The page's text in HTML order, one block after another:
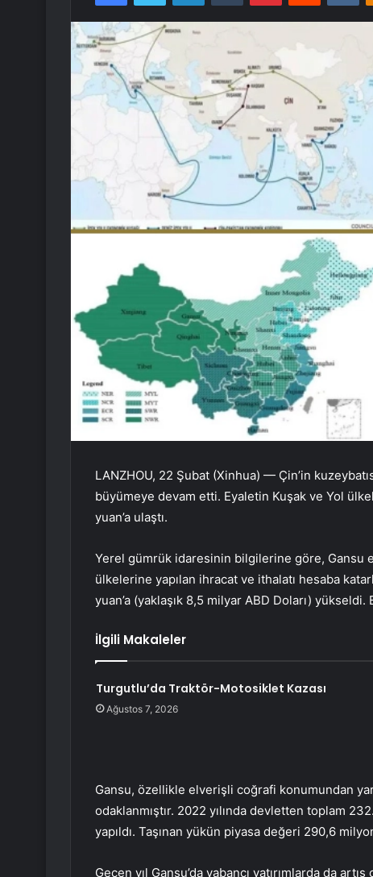
LANZHOU, 22 Şubat (Xinhua) — Çin’in
büyümeye devam etti. Eyaletin Kuşak ve Yol
yuan’a ulaştı.
Yerel gümrük idaresinin bilgilerine göre, Gansu
ülkelerine yapılan ihracat ve ithalatı hesaba
yuan’a (yaklaşık 8,5 milyar ABD Doları)
İlgili Makaleler
Turgutlu’da Traktör-Motosiklet Kazası
Ağustos 7, 2026
Gansu, özellikle elverişli coğrafi konumundan
odaklanmıştır. 2022 yılında devletten toplam
yapıldı. Taşınan yükün piyasa değeri 290,6
Geçen yıl Gansu’da yabancı yatırımlarda da